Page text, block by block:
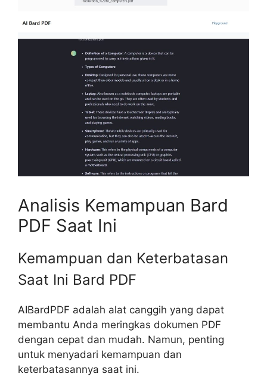
Analisis Kemampuan Bard
PDF Saat Ini
Kemampuan dan Keterbatasan
Saat Ini Bard PDF
AIBardPDF adalah alat canggih yang dapat
membantu Anda meringkas dokumen PDF
dengan cepat dan mudah. Namun, penting
untuk menyadari kemampuan dan
keterbatasannya saat ini.